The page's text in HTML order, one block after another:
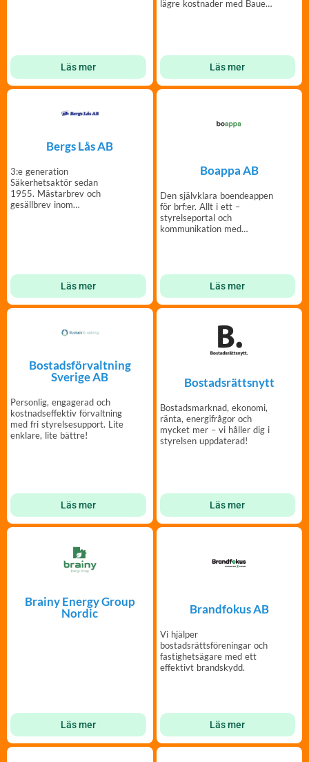
Läs mer
lägre kostnader med Bauer
Läs mer
Bergs Lås AB
3:e generation
Säkerhetsaktör sedan
1955. Mästarbrev och
gesällbrev inom
Läs mer
Boappa AB
Den självklara boendeappen
för brf:er. Allt i ett –
styrelseportal och
kommunikation med
Läs mer
Bostadsförvaltning
Sverige AB
Personlig, engagerad och
kostnadseffektiv förvaltning
med fri styrelsesupport. Lite
enklare, lite bättre!
Läs mer
Bostadsrättsnytt
Bostadsmarknad, ekonomi,
ränta, energifrågor och
mycket mer – vi håller dig i
styrelsen uppdaterad!
Läs mer
Brainy Energy Group
Nordic
Läs mer
Brandfokus AB
Vi hjälper
bostadsrättsföreningar och
fastighetsägare med ett
effektivt brandskydd.
Läs mer